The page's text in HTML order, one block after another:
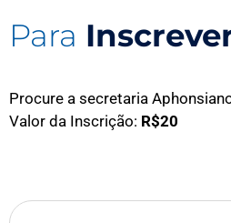
Para
Procure a secretaria
Valor da Inscrição: R$20